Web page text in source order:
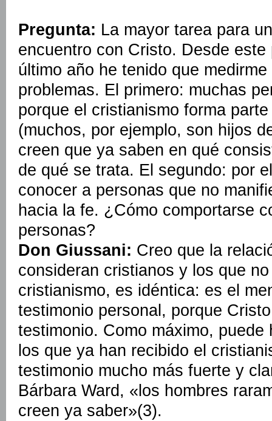
Pregunta: La mayor tarea para
encuentro con Cristo. Desde
último año he tenido que
problemas. El primero: muchas
porque el cristianismo forma
(muchos, por ejemplo, son hijos
creen que ya saben en qué
de qué se trata. El segundo: por
conocer a personas que no
hacia la fe. ¿Cómo comportarse
personas?
Don Giussani: Creo que la
consideran cristianos y los que
cristianismo, es idéntica: es el
testimonio personal, porque
testimonio. Como máximo,
los que ya han recibido el
testimonio mucho más fuerte y
Bárbara Ward, «los hombres
creen ya saber»(3).